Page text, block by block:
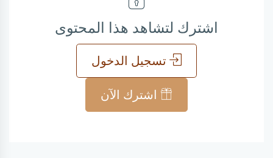
اشترك لتشاهد هذا المحتوى
تسجيل الدخول
اشترك الآن